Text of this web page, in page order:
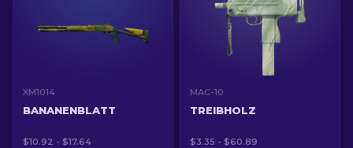
XM1014
BANANENBLATT
$10.92 - $17.64
MAC-10
TREIBHOLZ
$3.35 - $60.89